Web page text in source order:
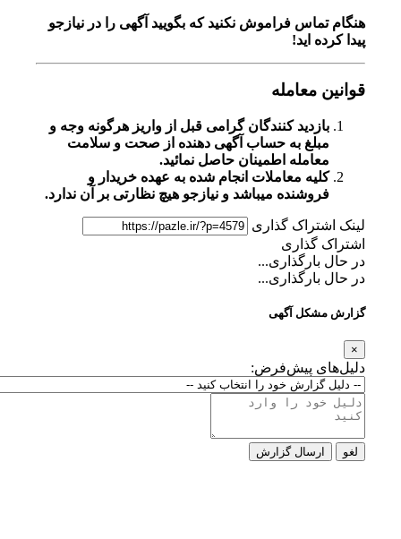
هنگام تماس فراموش نکنید که بگویید آگهی را در نیازجو
پیدا کرده اید!
قوانین معامله
بازدید کنندگان گرامی قبل از واریز هرگونه وجه و
مبلغ به حساب آگهی دهنده از صحت و سلامت
معامله اطمینان حاصل نمائید.
کلیه معاملات انجام شده به عهده خریدار و
فروشنده میباشد و نیازجو هیچ نظارتی بر آن ندارد.
لینک اشتراک گذاری
اشتراک گذاری
در حال بارگذاری...
در حال بارگذاری...
گزارش مشکل آگهی
دلیل‌های پیش‌فرض:
ارسال گزارش